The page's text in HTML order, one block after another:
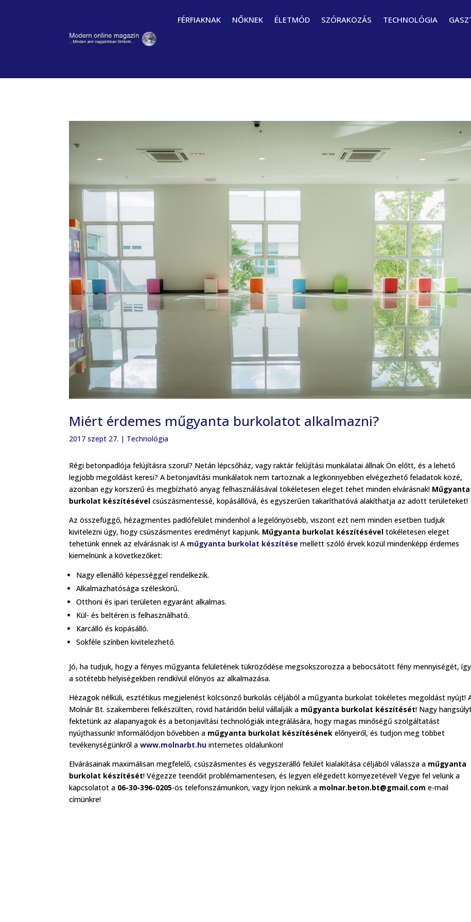
FÉRFIAKNAK NŐKNEK ÉLETMÓD SZÓRAKOZÁS TECHNOLÓGIA
Miért érdemes műgyanta burkolatot alkalmazni?
2017 szept 27. | Technológia
Régi betonpadlója felújításra szorul? Netán lépcsőház, vagy raktár felújítási munkálatai állnak Ön előtt, és a lehető
legjobb megoldást keresi? A betonjavítási munkálatok nem tartoznak a legkönnyebben elvégezhető feladatok közé,
azonban egy korszerű és megbízható anyag felhasználásával tökéletesen eleget tehet minden elvárásnak! Műgyanta
burkolat készítésével csúszásmentessé, kopásállóvá, és egyszerűen takaríthatóvá alakíthatja az adott területeket!
Az összefüggő, hézagmentes padlófelület mindenhol a legelőnyösebb, viszont ezt nem minden esetben tudjuk
kivitelezni úgy, hogy csúszásmentes eredményt kapjunk. Műgyanta burkolat készítésével tökéletesen eleget
tehetünk ennek az elvárásnak is! A műgyanta burkolat készítése mellett szóló érvek közül mindenképp érdemes
kiemelnünk a következőket:
Nagy ellenálló képességgel rendelkezik.
Alkalmazhatósága széleskörű.
Otthoni és ipari területen egyaránt alkalmas.
Kül- és beltéren is felhasználható.
Karcálló és kopásálló.
Sokféle színben kivitelezhető.
Jó, ha tudjuk, hogy a fényes műgyanta felületének tükröződése megsokszorozza a bebocsátott fény mennyiségét, így
a sötétebb helyiségekben rendkívül előnyös az alkalmazása.
Hézagok nélküli, esztétikus megjelenést kölcsönző burkolás céljából a műgyanta burkolat tökéletes megoldást nyújt!
Molnár Bt. szakemberei felkészülten, rövid határidőn belül vállalják a műgyanta burkolat készítését! Nagy
fektetünk az alapanyagok és a betonjavítási technológiák integrálására, hogy magas minőségű szolgáltatást
nyújthassunk! Informálódjon bővebben a műgyanta burkolat készítésének előnyeiről, és tudjon meg többet
tevékenységünkről awww.molnarbt.hu internetes oldalunkon!
Elvárásainak maximálisan megfelelő, csúszásmentes és vegyszerálló felület kialakítása céljából válassza a műgyanta
burkolat készítését! Végezze teendőit problémamentesen, és legyen elégedett környezetével! Vegye fel velünk a
kapcsolatot a 06-30-396-0205-ös telefonszámunkon, vagy írjon nekünk a molnar.beton.bt@gmail.com e-mail
címünkre!